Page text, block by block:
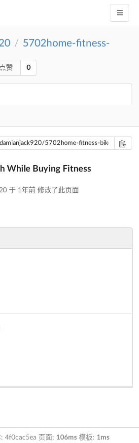
/ 5702home-fitness-
点赞 0
While Buying Fitness
于 1年前 修改了此页面
4f0cac5ea 页面: 106ms 模板: 1ms